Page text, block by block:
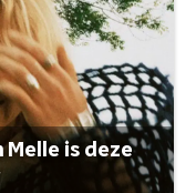
Melle is deze